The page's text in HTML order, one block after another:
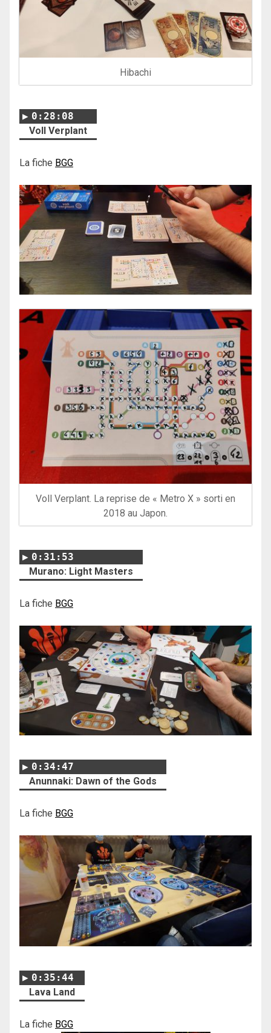
Hibachi
0:28:08
Voll Verplant
La fiche BGG
Voll Verplant. La reprise de « Metro X » sorti en
2018 au Japon.
0:31:53
Murano: Light Masters
La fiche BGG
0:34:47
Anunnaki: Dawn of the Gods
La fiche BGG
0:35:44
Lava Land
La fiche BGG